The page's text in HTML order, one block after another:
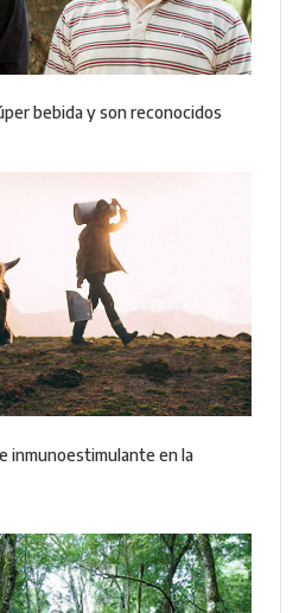
bebida y son reconocidos
inmunoestimulante en la